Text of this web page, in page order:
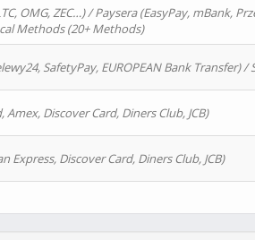
OMG, ZEC…) / Paysera (EasyPay, mBank,
Methods (20+ Methods)
SafetyPay, EUROPEAN Bank Transfer) /
Discover Card, Diners Club, JCB)
Discover Card, Diners Club, JCB)